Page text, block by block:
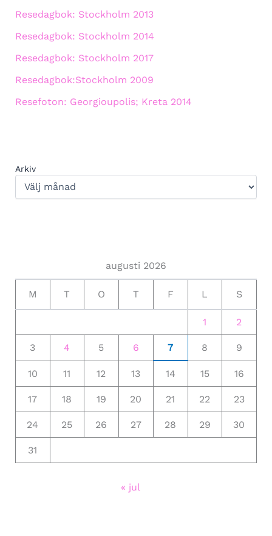
Resedagbok: Stockholm 2013
Resedagbok: Stockholm 2014
Resedagbok: Stockholm 2017
Resedagbok:Stockholm 2009
Resefoton: Georgioupolis; Kreta 2014
Arkiv
augusti 2026
M T O T F L S
1 2
3 4 5 6 7 8 9
10 11 12 13 14 15 16
17 18 19 20 21 22 23
24 25 26 27 28 29 30
31
« jul